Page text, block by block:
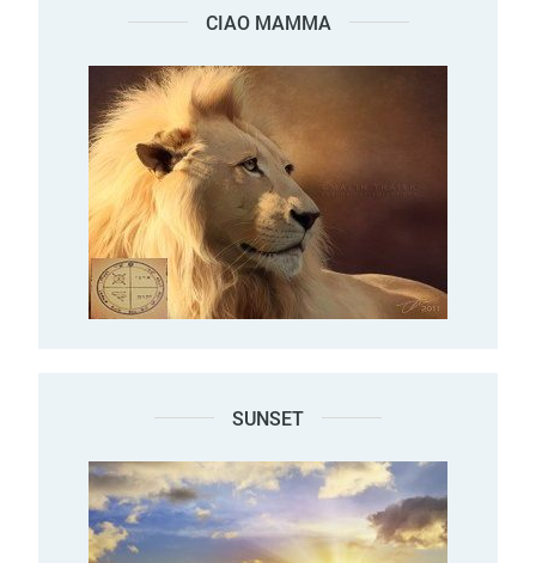
CIAO MAMMA
SUNSET